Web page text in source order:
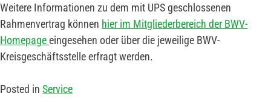
Weitere Informationen zu dem mit UPS geschlossenen
Rahmenvertrag können hier im Mitgliederbereich der BWV-
Homepage eingesehen oder über die jeweilige BWV-
Kreisgeschäftsstelle erfragt werden.
Posted in Service